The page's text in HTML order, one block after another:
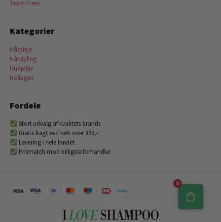
Team Trees
Kategorier
Hårpleje
Hårstyling
Hudpleje
Kollagen
Fordele
Stort udvalg af kvalitets brands
Gratis fragt ved køb over 399,-
Levering i hele landet
Prismatch mod billigste forhandler
0